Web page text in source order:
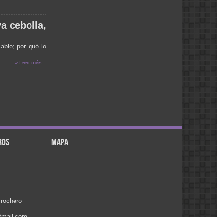
cebolla,
por qué le
» Leer más...
tránsito a cambiar). Ya cuando el
cambia a verde al otro lado.
mapa